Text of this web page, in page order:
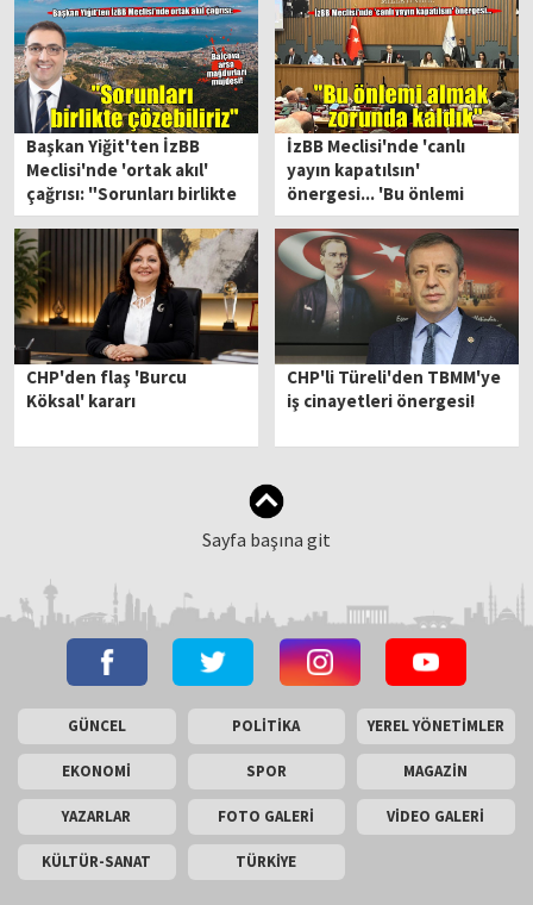
Başkan Yiğit'ten İzBB
Meclisi'nde 'ortak akıl'
çağrısı: "Sorunları birlikte
çözebiliriz"
İzBB Meclisi'nde 'canlı
yayın kapatılsın'
önergesi... 'Bu önlemi
almak zorunda kaldık'
CHP'den flaş 'Burcu
Köksal' kararı
CHP'li Türeli'den TBMM'ye
iş cinayetleri önergesi!
Sayfa başına git
GÜNCEL POLİTİKA YEREL YÖNETİMLER
EKONOMİ SPOR MAGAZİN
YAZARLAR FOTO GALERİ VİDEO GALERİ
KÜLTÜR-SANAT TÜRKİYE